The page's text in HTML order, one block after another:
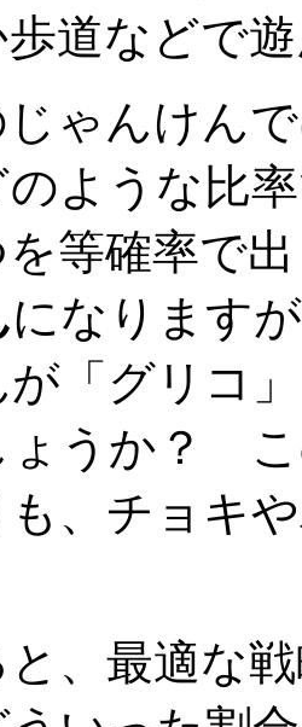
歩道などで
ゃんけん
ような比
等確率で
になります
が「グリコ
ょうか？
、チョキ
、最適な